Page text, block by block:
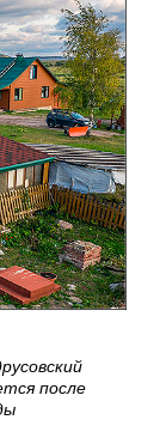
после